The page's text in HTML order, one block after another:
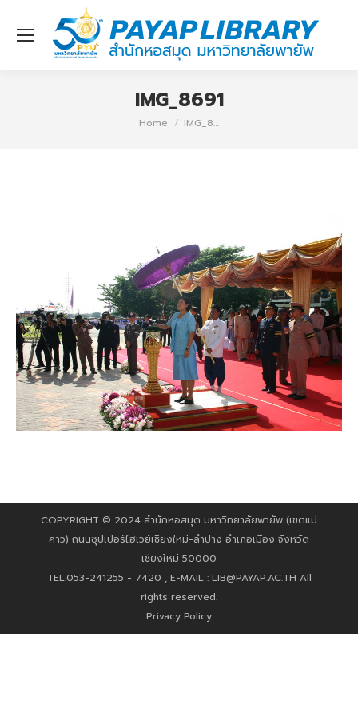
IMG_8691
You are here:
Home IMG_8…
COPYRIGHT © 2024 สำนักหอสมุด มหาวิทยาลัยพายัพ (เขตแม่
คาว) ถนนซุปเปอร์ไฮเวย์เชียงใหม่-ลำปาง อำเภอเมือง จังหวัด
เชียงใหม่ 50000
TEL.053-241255 - 7420 , E-MAIL : LIB@PAYAP.AC.TH All
rights reserved.
Privacy Policy